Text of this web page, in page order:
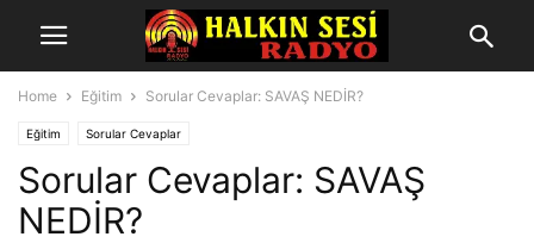
Home Eğitim Sorular Cevaplar: SAVAŞ NEDİR?
Eğitim Sorular Cevaplar
Sorular Cevaplar: SAVAŞ
NEDİR?